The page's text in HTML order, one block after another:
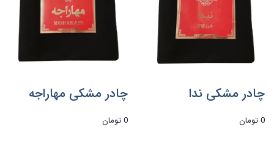
چادر مشکی ندا
0 تومان
چادر مشکی مهاراجه
0 تومان